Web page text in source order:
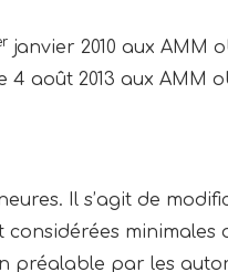
janvier 2010 aux AMM
4 août 2013 aux AMM
Il s’agit de
considérées
par les